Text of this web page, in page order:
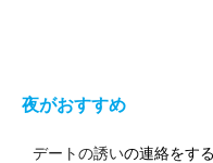
夜がおすすめ
デートの誘いの連絡をす